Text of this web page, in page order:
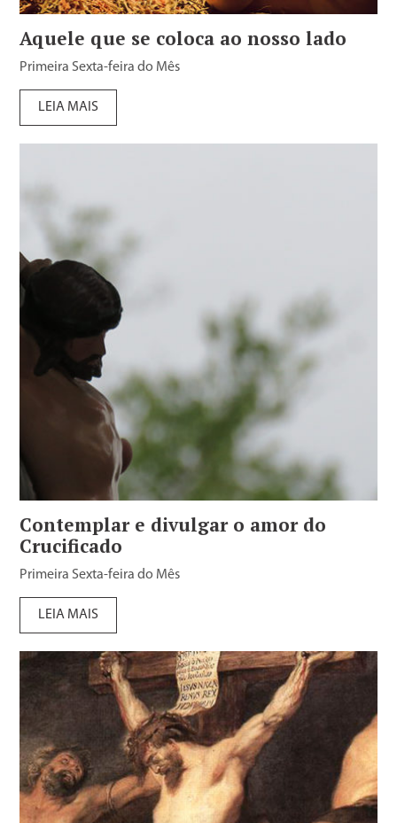
Aquele que se coloca ao nosso lado
Primeira Sexta-feira do Mês
LEIA MAIS
Contemplar e divulgar o amor do
Crucificado
Primeira Sexta-feira do Mês
LEIA MAIS